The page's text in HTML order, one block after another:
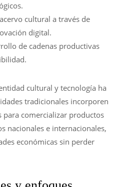
cultural a través de
digital.
de cadenas productivas
cultural y tecnología ha
tradicionales incorporen
para comercializar productos
nacionales e internacionales,
económicas sin perder